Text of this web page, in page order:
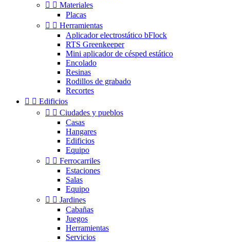
  Materiales
Placas
  Herramientas
Aplicador electrostático bFlock
RTS Greenkeeper
Mini aplicador de césped estático
Encolado
Resinas
Rodillos de grabado
Recortes
  Edificios
  Ciudades y pueblos
Casas
Hangares
Edificios
Equipo
  Ferrocarriles
Estaciones
Salas
Equipo
  Jardines
Cabañas
Juegos
Herramientas
Servicios